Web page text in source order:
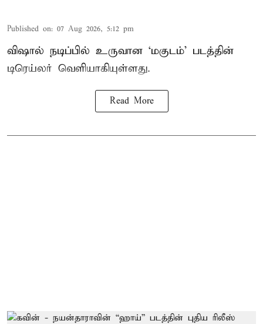
Published on: 07 Aug 2026, 5:12 pm
விஷால் நடிப்பில் உருவான ‘மகுடம்’ படத்தின்
டிரெய்லர் வெளியாகியுள்ளது.
Read More